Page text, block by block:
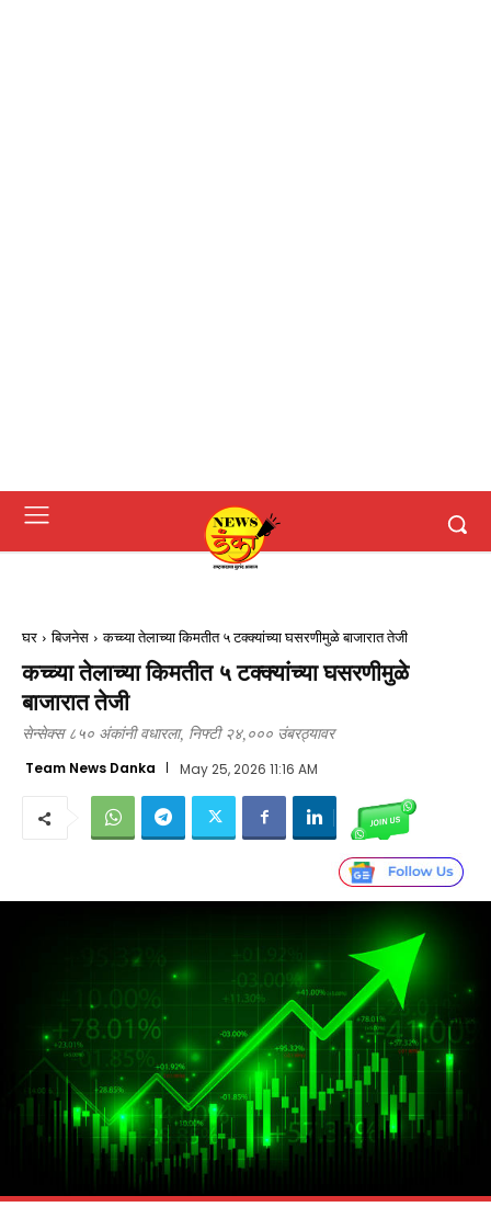
घर बिजनेस कच्च्या तेलाच्या किमतीत ५ टक्क्यांच्या घसरणीमुळे बाजारात तेजी
कच्च्या तेलाच्या किमतीत ५ टक्क्यांच्या घसरणीमुळे
बाजारात तेजी
सेन्सेक्स ८५० अंकांनी वधारला, निफ्टी २४,००० उंबरठ्यावर
Team News Danka May 25, 2026 11:16 AM